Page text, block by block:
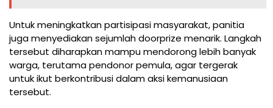
Untuk meningkatkan partisipasi masyarakat, panitia
juga menyediakan sejumlah doorprize menarik. Langkah
tersebut diharapkan mampu mendorong lebih banyak
warga, terutama pendonor pemula, agar tergerak
untuk ikut berkontribusi dalam aksi kemanusiaan
tersebut.